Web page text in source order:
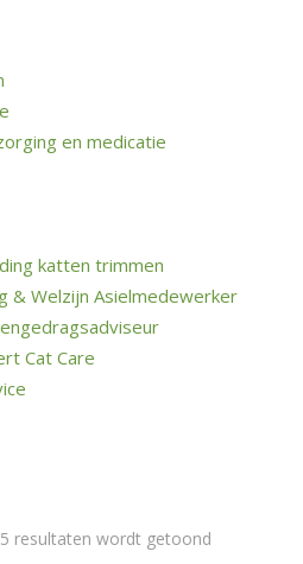
en medicatie
katten trimmen
& Welzijn Asielmedewerker
Cat Care
resultaten wordt getoond